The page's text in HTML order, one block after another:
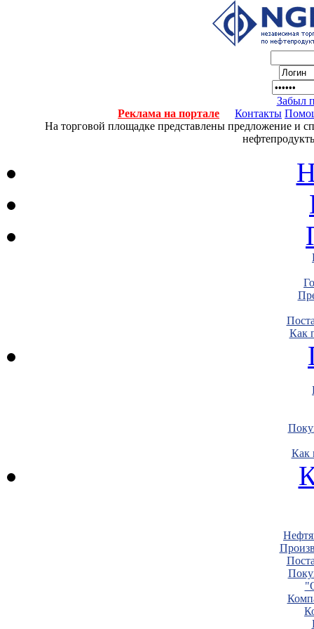
Забыл
Реклама на портале
Контакты
На торговой площадке представлены предложение и
Как
Как